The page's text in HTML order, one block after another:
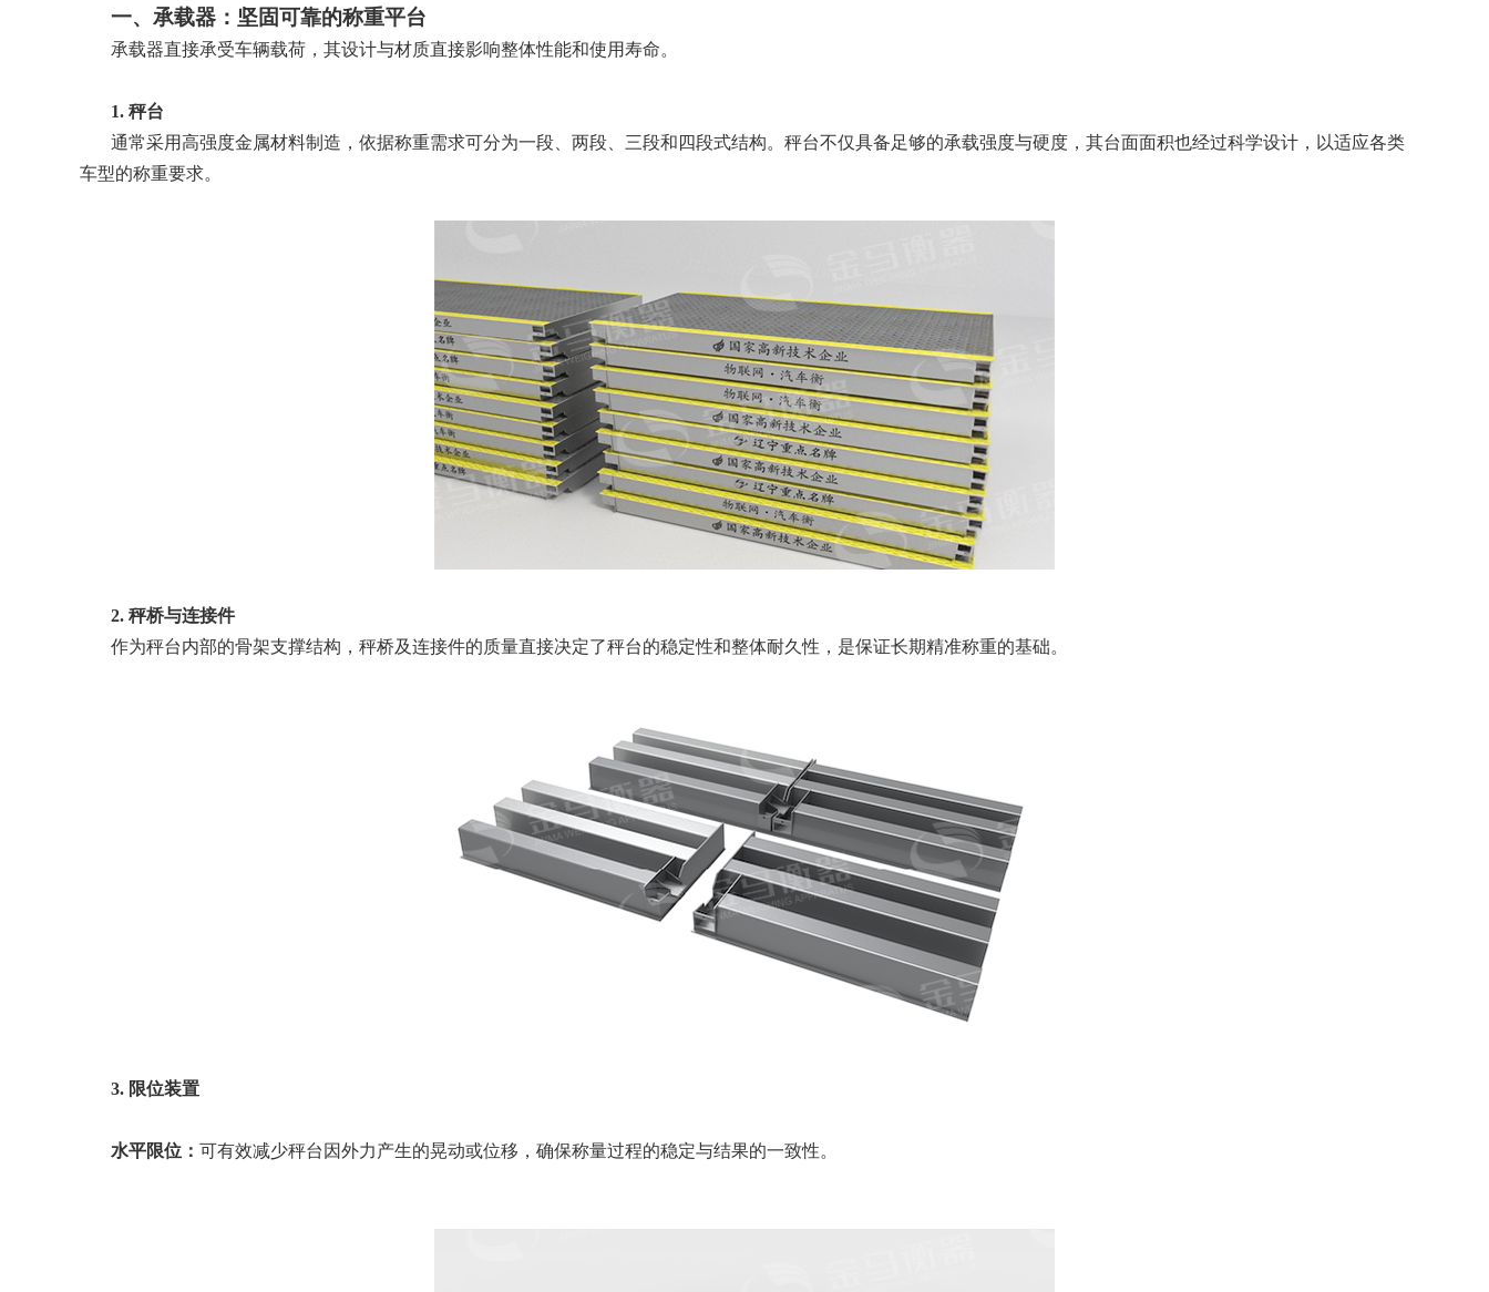
一、承载器：坚固可靠的称重平台
承载器直接承受车辆载荷，其设计与材质直接影响整体性能和使用寿命。
1. 秤台
通常采用高强度金属材料制造，依据称重需求可分为一段 两段、三段和四段式结构。秤台不仅具备足够的承载强度与硬度，其台面面积也经过科学设计，以适应各类
车型的称重要求。
2. 秤桥与连接件
作为秤台内部的骨架支撑结构，秤桥及连接件的质量直接决定了秤台的稳定性和整体耐久性，是保证长期精准称重的基础。
3. 限位装置
水平限位： 可有效减少秤台因外力产生的晃动或位移，确保称量过程的稳定与结果的一致性。